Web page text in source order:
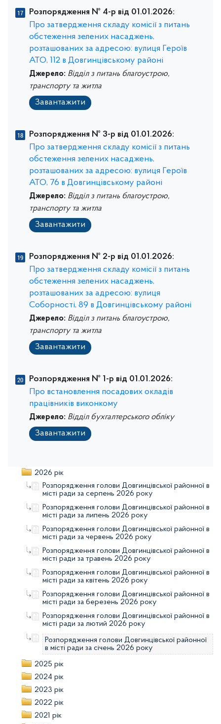
Розпорядження № 4-р від 01.01.2026:
Про затвердження складу комісії з питань
обстеження зелених насаджень,
розташованих за адресою: вулиця Героїв
АТО, 112 в Довгинцівському районі
Джерело: Відділ з питань благоустрою,
транспорту та житла
Завантажити
Розпорядження № 3-р від 01.01.2026:
Про затвердження складу комісії з питань
обстеження зелених насаджень,
розташованих за адресою: вулиця Героїв
АТО, 76 в Довгинцівському районі
Джерело: Відділ з питань благоустрою,
транспорту та житла
Завантажити
Розпорядження № 2-р від 01.01.2026:
Про затвердження складу комісії з питань
обстеження зелених насаджень,
розташованих за адресою: вулиця
Соборності, 89 в Довгинцівському районі
Джерело: Відділ з питань благоустрою,
транспорту та житла
Завантажити
Розпорядження № 1-р від 01.01.2026:
Про встановлення посадових окладів
працівників виконкому
Джерело: Відділ бухгалтерського обліку
Завантажити
2026 рік
Розпорядження голови Довгинцівської районної в
місті ради за серпень 2026 року
Розпорядження голови Довгинцівської районної в
місті ради за липень 2026 року
Розпорядження голови Довгинцівської районної в
місті ради за червень 2026 року
Розпорядження голови Довгинцівської районної в
місті ради за травень 2026 року
Розпорядження голови Довгинцівської районної в
місті ради за квітень 2026 року
Розпорядження голови Довгинцівської районної в
місті ради за березень 2026 року
Розпорядження голови Довгинцівської районної в
місті ради за лютий 2026 року
Розпорядження голови Довгинцівської районної
в місті ради за січень 2026 року
2025 рік
2024 рік
2023 рік
2022 рік
2021 рік